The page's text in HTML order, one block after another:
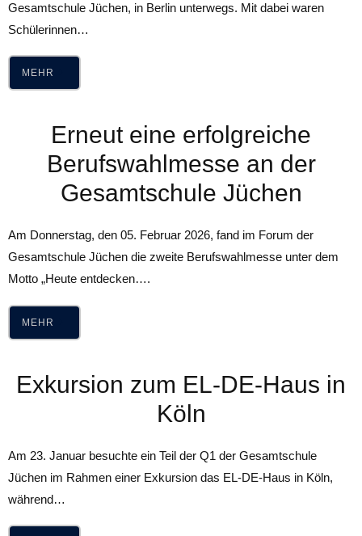
Gesamtschule Jüchen, in Berlin unterwegs. Mit dabei waren
Schülerinnen…
MEHR
Erneut eine erfolgreiche
Berufswahlmesse an der
Gesamtschule Jüchen
Am Donnerstag, den 05. Februar 2026, fand im Forum der
Gesamtschule Jüchen die zweite Berufswahlmesse unter dem
Motto „Heute entdecken….
MEHR
Exkursion zum EL-DE-Haus in
Köln
Am 23. Januar besuchte ein Teil der Q1 der Gesamtschule
Jüchen im Rahmen einer Exkursion das EL-DE-Haus in Köln,
während…